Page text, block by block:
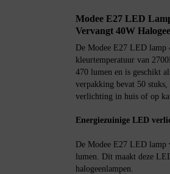
Modee E27 LED
Vervangt 40W
De Modee E27 LED
kleurtemperatuur van
470 lumen en is geschikt
verpakking bevat 50
verlichting in huis of op
Energiezuinige LED
De Modee E27 LED lamp
lumen. Dit maakt deze
halogeenlampen.